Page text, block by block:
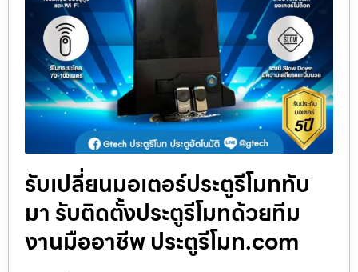
รับเปลี่ยนมอเตอร์ประตูรีโมททับ
มา รับติดตั้งประตูรีโมทด้วยทีม
งานมืออาชีพ ประตูรีโมท.com